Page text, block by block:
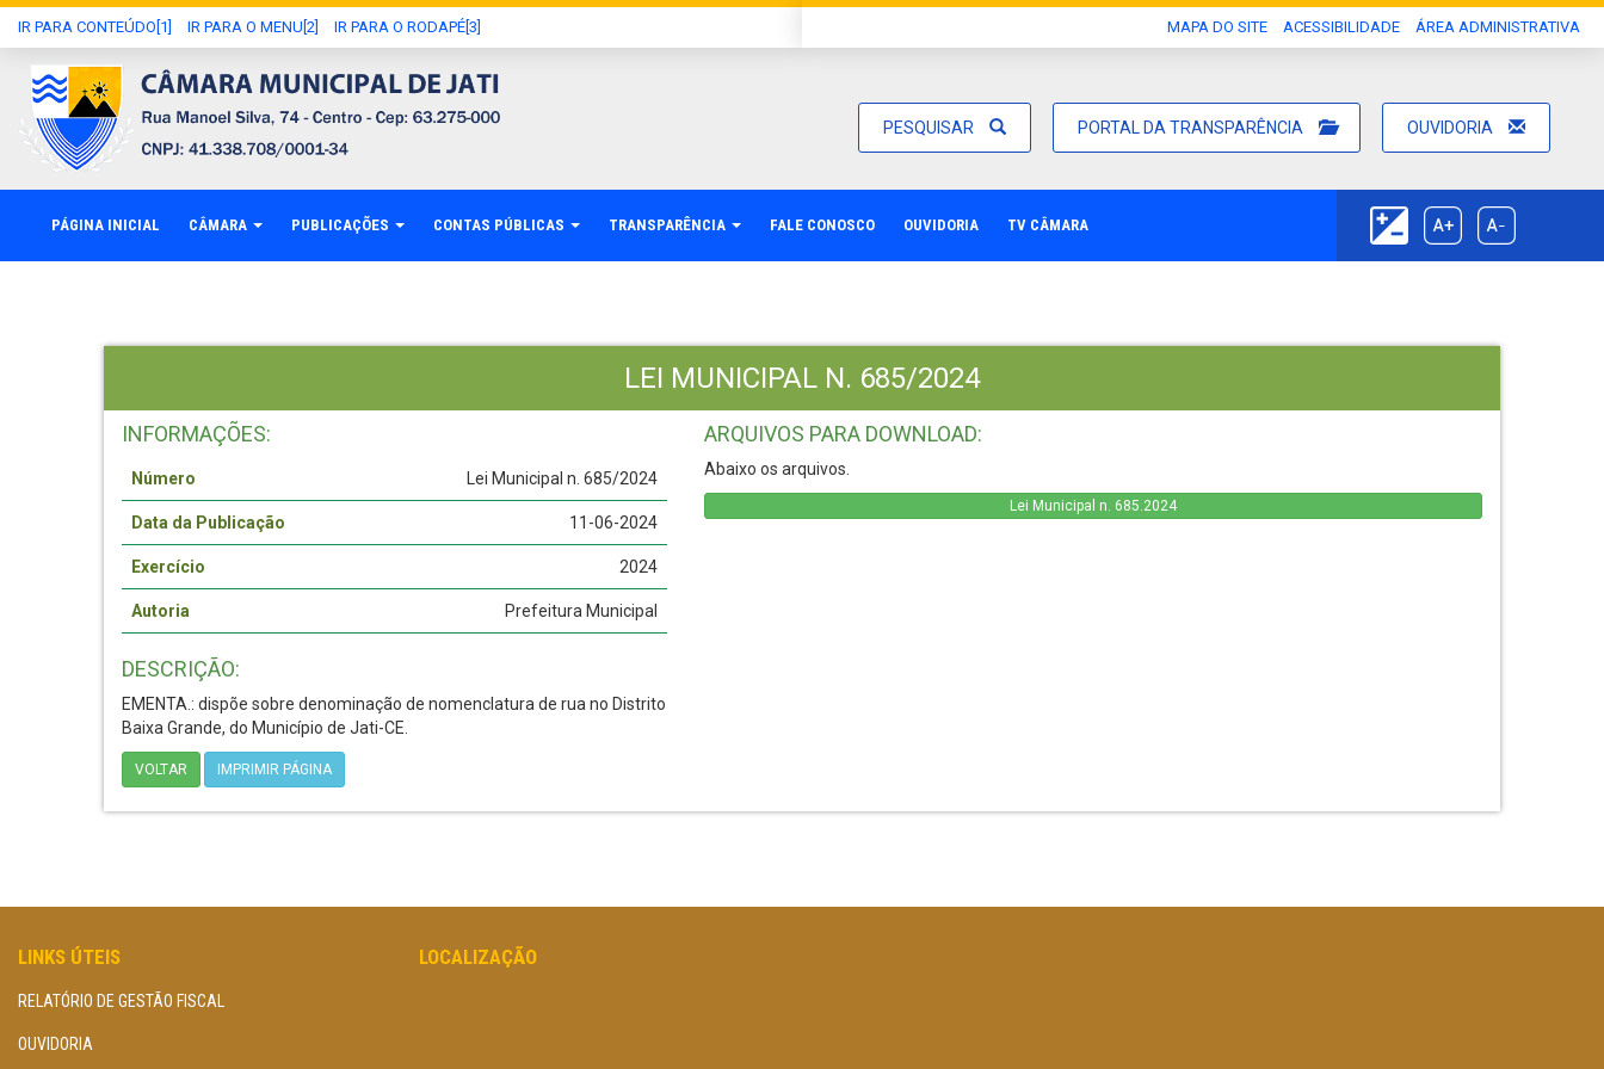
IR PARA CONTEÚDO[1] IR PARA O MENU[2] IR PARA O RODAPÉ[3] MAPA DO SITE ACESSIBILIDADE ÁREA ADMINISTRATIVA
PESQUISAR PORTAL DA TRANSPARÊNCIA OUVIDORIA
PÁGINA INICIAL CÂMARA PUBLICAÇÕES CONTAS PÚBLICAS TRANSPARÊNCIA FALE CONOSCO OUVIDORIA TV CÂMARA
LEI MUNICIPAL N. 685/2024
INFORMAÇÕES:
Número Lei Municipal n. 685/2024
Data da Publicação 11-06-2024
Exercício 2024
Autoria Prefeitura Municipal
DESCRIÇÃO:
EMENTA.: dispõe sobre denominação de nomenclatura de rua no Distrito
Baixa Grande, do Município de Jati-CE.
VOLTAR IMPRIMIR PÁGINA
ARQUIVOS PARA DOWNLOAD:
Abaixo os arquivos.
Lei Municipal n. 685.2024
LINKS ÚTEIS
RELATÓRIO DE GESTÃO FISCAL
OUVIDORIA
LOCALIZAÇÃO